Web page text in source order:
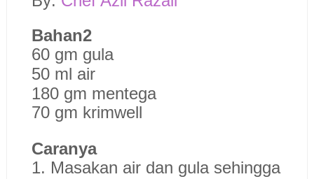
Bahan2
60 gm gula
50 ml air
180 gm mentega
70 gm krimwell
Caranya
1. Masakan air dan gula sehingga